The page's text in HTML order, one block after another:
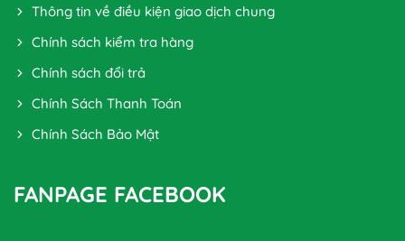
Thông tin về điều kiện giao dịch chung
Chính sách kiểm tra hàng
Chính sách đổi trả
Chính Sách Thanh Toán
Chính Sách Bảo Mật
FANPAGE FACEBOOK